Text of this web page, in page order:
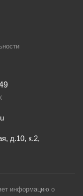
д.10, к.2,
информацию о